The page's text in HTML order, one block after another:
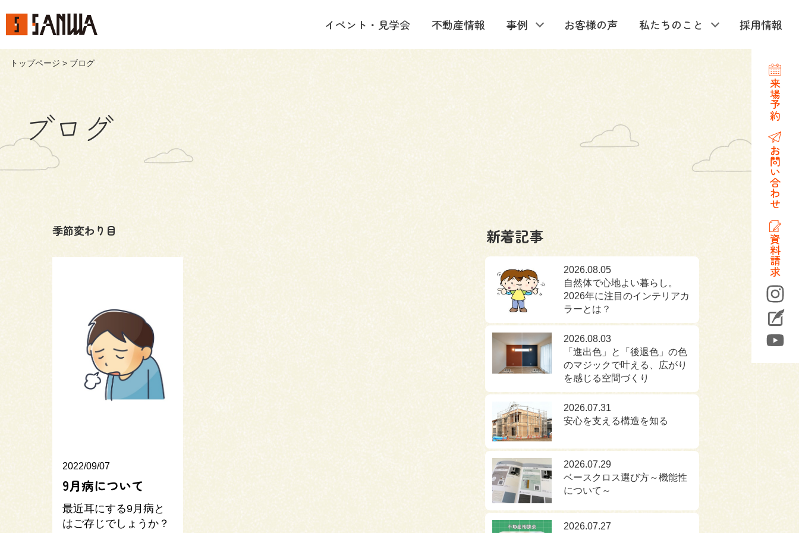
イベント・見学会 不動産情報 事例 お客様の声 私たちのこと 採用情報
来場予約
お問い合わせ
資料請求
トップページ > ブログ
ブログ
季節変わり目
2022/09/07
9月病について
最近耳にする9月病と
はご存じでしょうか？
新着記事
2026.08.05
自然体で心地よい暮らし。
2026年に注目のインテリアカ
ラーとは？
2026.08.03
「進出色」と「後退色」の色
のマジックで叶える、広がり
を感じる空間づくり
2026.07.31
安心を支える構造を知る
2026.07.29
ベースクロス選び方～機能性
について～
2026.07.27